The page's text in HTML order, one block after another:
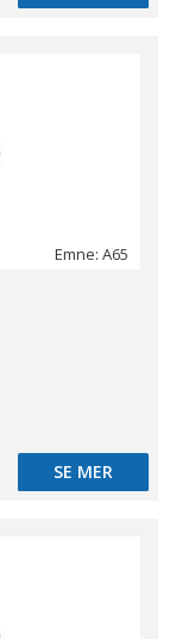
Emne: A65
SE MER
SE MER